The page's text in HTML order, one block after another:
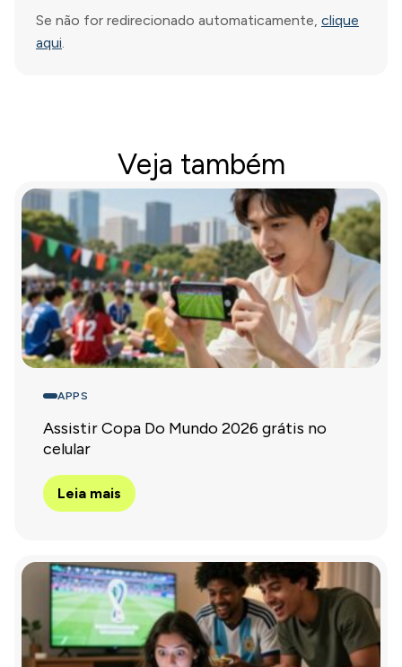
Se não for redirecionado automaticamente, clique
aqui.
Veja também
APPS
Assistir Copa Do Mundo 2026 grátis no
celular
Leia mais